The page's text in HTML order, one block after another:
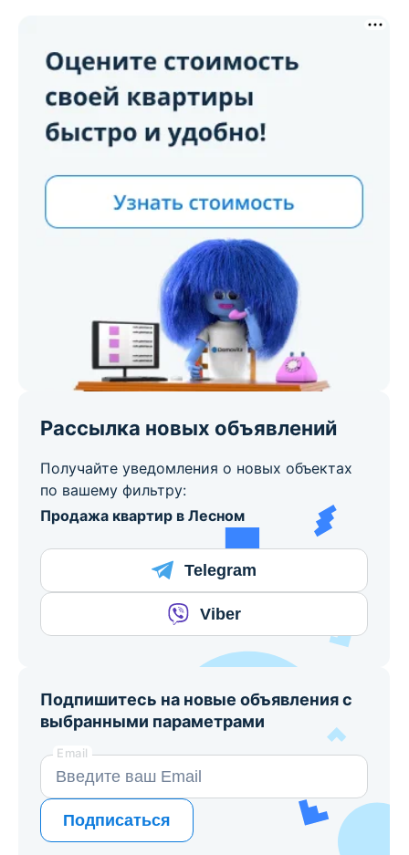
Рассылка новых объявлений
Получайте уведомления о новых объектах
по вашему фильтру:
Продажа квартир в Лесном
Telegram
Viber
Подпишитесь на новые объявления с
выбранными параметрами
Email
Подписаться